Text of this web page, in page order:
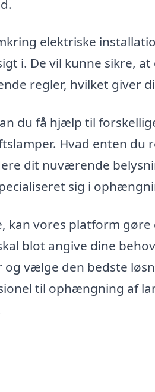
elektriske
i. De vil kunne sikre, at
regler, hvilket giver
du få hjælp til
Hvad enten du
dit nuværende
sig i
kan vores platform
blot angive dine
vælge den bedste
til ophængning af